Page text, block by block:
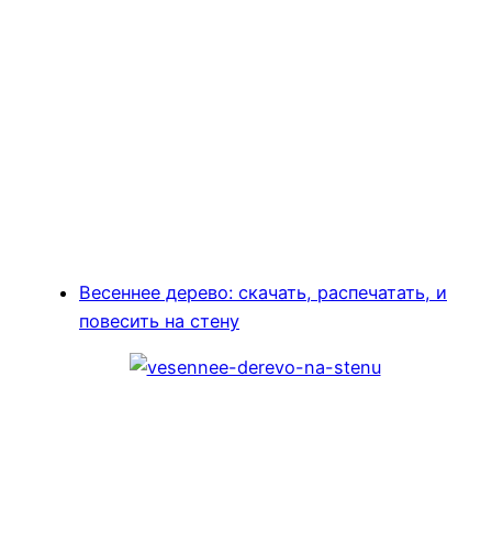
Весеннее дерево: скачать, распечатать, и
повесить на стену